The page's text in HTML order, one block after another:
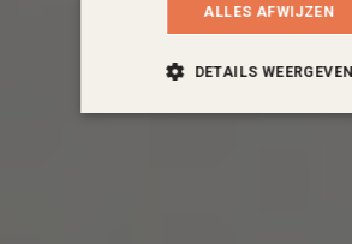
ALLES AFWIJZEN
DETAILS WEERGEVEN